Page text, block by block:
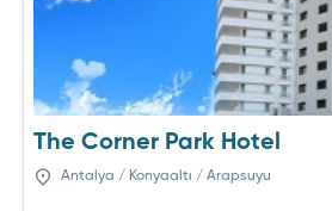
The Corner Park Hotel
Antalya / Konyaaltı / Arapsuyu